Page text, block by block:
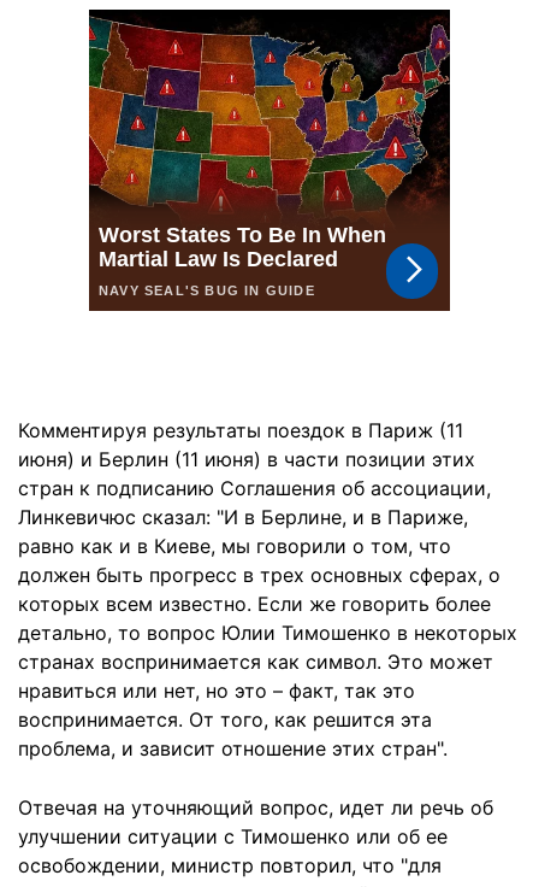
Комментируя результаты поездок в Париж (11
июня) и Берлин (11 июня) в части позиции этих
стран к подписанию Соглашения об ассоциации,
Линкевичюс сказал: "И в Берлине, и в Париже,
равно как и в Киеве, мы говорили о том, что
должен быть прогресс в трех основных сферах, о
которых всем известно. Если же говорить более
детально, то вопрос Юлии Тимошенко в некоторых
странах воспринимается как символ. Это может
нравиться или нет, но это – факт, так это
воспринимается. От того, как решится эта
проблема, и зависит отношение этих стран".
Отвечая на уточняющий вопрос, идет ли речь об
улучшении ситуации с Тимошенко или об ее
освобождении, министр повторил, что "для